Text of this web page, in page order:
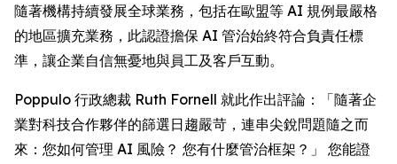
隨著機構持續發展全球業務，包括在歐盟等 AI 規例最嚴格
的地區擴充業務，此認證擔保 AI 管治始終符合負責任標
準，讓企業自信無憂地與員工及客戶互動。
Poppulo 行政總裁 Ruth Fornell 就此作出評論：「隨著企
業對科技合作夥伴的篩選日趨嚴苛，連串尖銳問題隨之而
來：您如何管理 AI 風險？ 您有什麼管治框架？」 您能證